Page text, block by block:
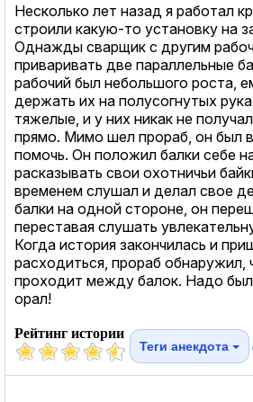
Несколько лет назад я работал
строили какую-то установку на
Однажды сварщик с другим
приваривать две параллельные
рабочий был небольшого роста,
держать их на полусогнутых
тяжелые, и у них никак не
прямо. Мимо шел прораб, он был
помочь. Он положил балки себе
расказывать свои охотничьи
временем слушал и делал свое
балки на одной стороне, он
переставая слушать
Когда история закончилась и
расходиться, прораб обнаружил,
проходит между балок. Надо
орал!
Рейтинг истории
Теги анекдота